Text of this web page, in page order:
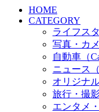
HOME
CATEGORY
ライフス
写真・カメ
自動車（
ニュース（
オリジナ
旅行・撮
エンタメ